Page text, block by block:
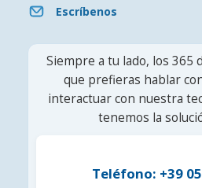
Escríbenos
Siempre a tu lado, los 365
que prefieras hablar
interactuar con nuestra
tenemos la
Teléfono: +39